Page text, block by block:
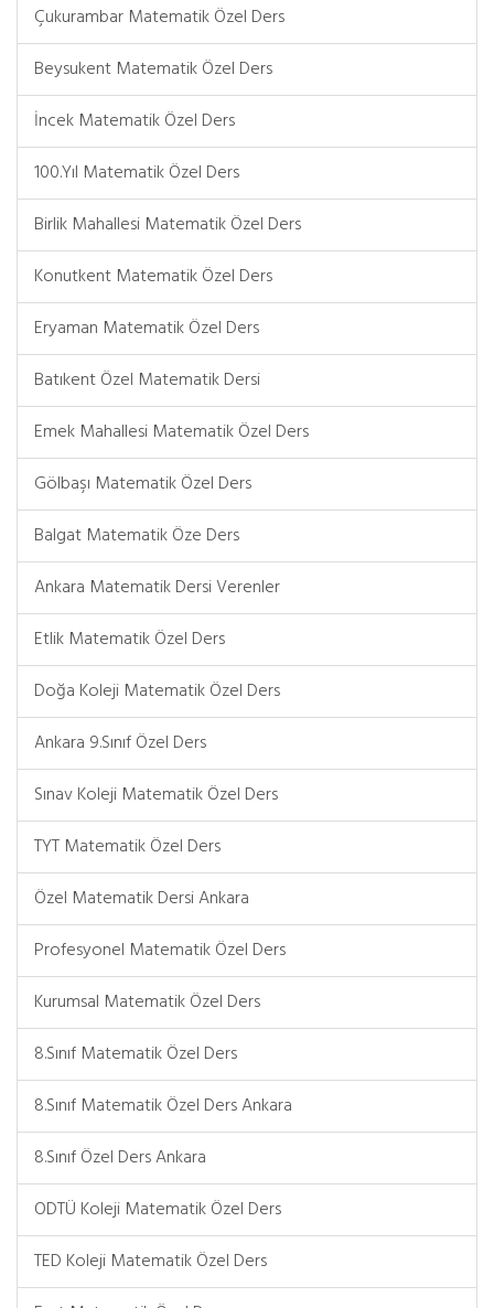
Çukurambar Matematik Özel Ders
Beysukent Matematik Özel Ders
İncek Matematik Özel Ders
100.Yıl Matematik Özel Ders
Birlik Mahallesi Matematik Özel Ders
Konutkent Matematik Özel Ders
Eryaman Matematik Özel Ders
Batıkent Özel Matematik Dersi
Emek Mahallesi Matematik Özel Ders
Gölbaşı Matematik Özel Ders
Balgat Matematik Öze Ders
Ankara Matematik Dersi Verenler
Etlik Matematik Özel Ders
Doğa Koleji Matematik Özel Ders
Ankara 9.Sınıf Özel Ders
Sınav Koleji Matematik Özel Ders
TYT Matematik Özel Ders
Özel Matematik Dersi Ankara
Profesyonel Matematik Özel Ders
Kurumsal Matematik Özel Ders
8.Sınıf Matematik Özel Ders
8.Sınıf Matematik Özel Ders Ankara
8.Sınıf Özel Ders Ankara
ODTÜ Koleji Matematik Özel Ders
TED Koleji Matematik Özel Ders